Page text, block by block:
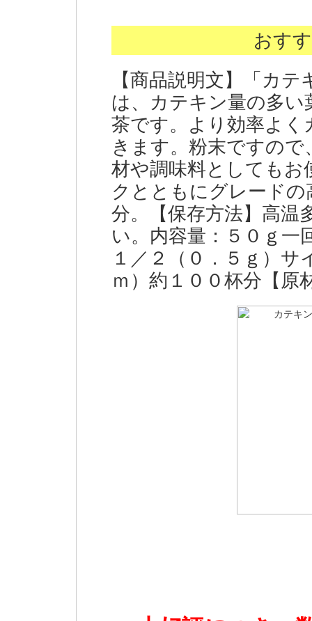
おす
【商品説明文】「カ
は、カテキン量の多
茶です。より効率よ
きます。粉末ですの
材や調味料としても
クとともにグレード
分。【保存方法】高温
い。内容量：５０ｇ一
１／２（０．５ｇ）サ
ｍ）約１００杯分【原